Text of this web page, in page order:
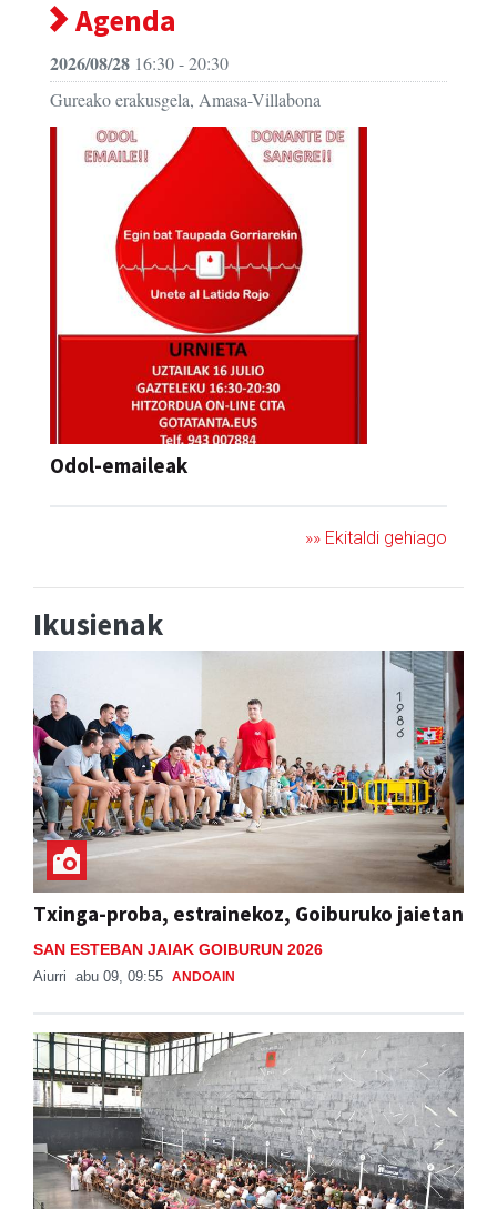
Agenda
2026/08/28 16:30 - 20:30
Gureako erakusgela, Amasa-Villabona
Odol-emaileak
»» Ekitaldi gehiago
Ikusienak
Txinga-proba, estrainekoz, Goiburuko jaietan
SAN ESTEBAN JAIAK GOIBURUN 2026
Aiurri abu 09, 09:55 ANDOAIN